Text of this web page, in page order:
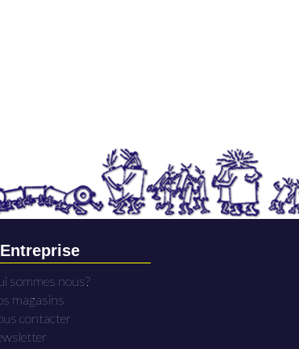
sommes nous?
magasins
contacter